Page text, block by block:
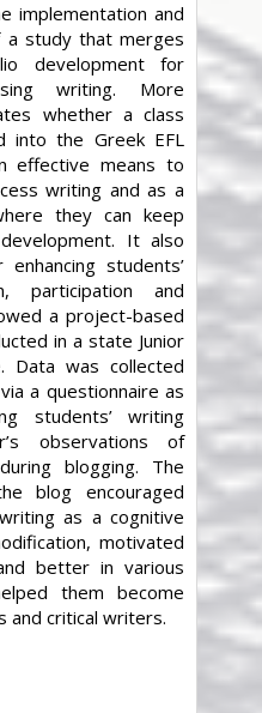
implementation and
study that merges
development for
writing. More
whether a class
into the Greek EFL
effective means to
writing and as a
they can keep
It also
students’
participation and
a project-based
in a state Junior
Data was collected
a questionnaire as
students’ writing
observations of
blogging. The
blog encouraged
as a cognitive
motivated
better in various
them become
and critical writers.